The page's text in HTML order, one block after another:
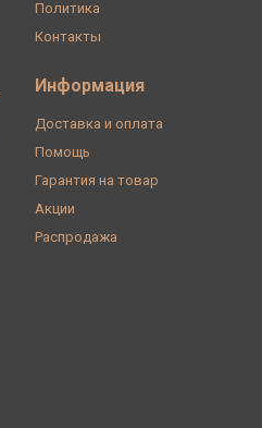
Политика
Контакты
Информация
Доставка и оплата
Помощь
Гарантия на товар
Акции
Распродажа